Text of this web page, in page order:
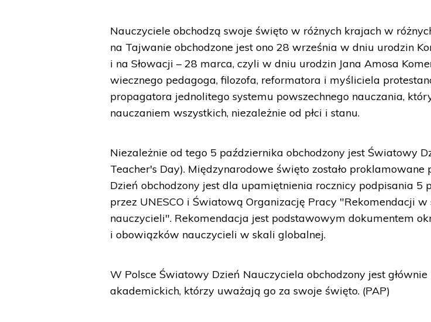
Nauczyciele obchodzą swoje święto w różnych krajach w
na Tajwanie obchodzone jest ono 28 września w dniu urodzin
i na Słowacji – 28 marca, czyli w dniu urodzin Jana Amosa
wiecznego pedagoga, filozofa, reformatora i myśliciela
propagatora jednolitego systemu powszechnego nauczania,
nauczaniem wszystkich, niezależnie od płci i stanu.
Niezależnie od tego 5 października obchodzony jest Światowy
Teacher's Day). Międzynarodowe święto zostało proklamowane
Dzień obchodzony jest dla upamiętnienia rocznicy podpisania 5
przez UNESCO i Światową Organizację Pracy "Rekomendacji
nauczycieli". Rekomendacja jest podstawowym dokumentem
i obowiązków nauczycieli w skali globalnej.
W Polsce Światowy Dzień Nauczyciela obchodzony jest
akademickich, którzy uważają go za swoje święto. (PAP)